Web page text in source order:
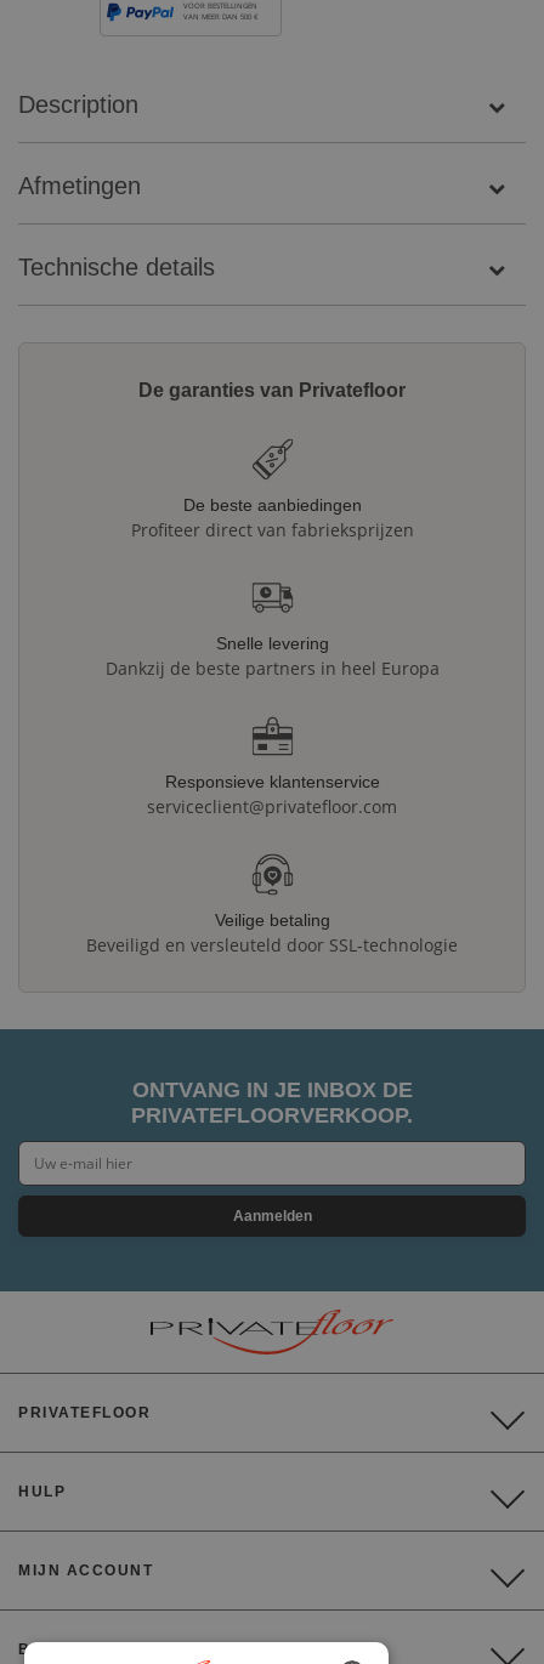
VOOR BESTELLINGEN
VAN MEER DAN 500 €
Description
Afmetingen
Technische details
De garanties van Privatefloor
De beste aanbiedingen
Profiteer direct van fabrieksprijzen
Snelle levering
Dankzij de beste partners in heel Europa
Responsieve klantenservice
serviceclient@privatefloor.com
Veilige betaling
Beveiligd en versleuteld door SSL-technologie
ONTVANG IN JE INBOX DE
PRIVATEFLOORVERKOOP.
Aanmelden
PRIVATEFLOOR
HULP
MIJN ACCOUNT
BETALING